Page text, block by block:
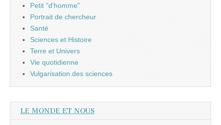
Petit "d'homme"
Portrait de chercheur
Santé
Sciences et Histoire
Terre et Univers
Vie quotidienne
Vulgarisation des sciences
LE MONDE ET NOUS